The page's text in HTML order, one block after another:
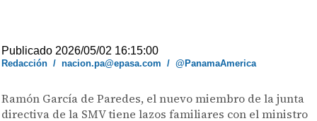
Publicado 2026/05/02 16:15:00
Redacción /nacion.pa@epasa.com /@PanamaAmerica
Ramón García de Paredes, el nuevo miembro de la junta
directiva de la SMV tiene lazos familiares con el ministro